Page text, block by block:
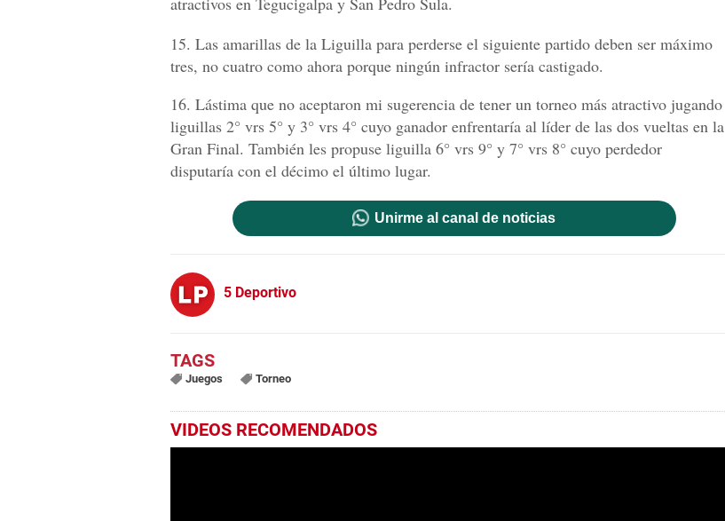
15. Las amarillas de la Liguilla para perderse el siguiente partido deben ser máximo
tres, no cuatro como ahora porque ningún infractor sería castigado.
16. Lástima que no aceptaron mi sugerencia de tener un torneo más atractivo jugando
liguillas 2° vrs 5° y 3° vrs 4° cuyo ganador enfrentaría al líder de las dos vueltas en la
Gran Final. También les propuse liguilla 6° vrs 9° y 7° vrs 8° cuyo perdedor
disputaría con el décimo el último lugar.
Unirme al canal de noticias
5 Deportivo
Juegos Torneo
VIDEOS RECOMENDADOS